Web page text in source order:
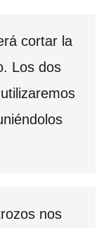
cortar la
Los dos
nos